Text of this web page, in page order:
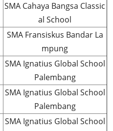
SMA Cahaya Bangsa Classic
al School
SMA Fransiskus Bandar La
mpung
SMA Ignatius Global School
Palembang
SMA Ignatius Global School
Palembang
SMA Ignatius Global School